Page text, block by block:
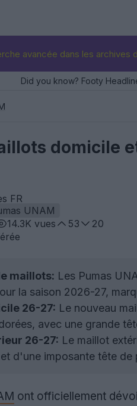
avancée dans les archives
Did you know? Footy
domicile
FR
UNAM
14.3K vues 53
20
maillots: Les Pumas
la saison 2026-27,
26-27: Le nouveau
avec une grande
26-27: Le maillot
d'une imposante tête de
ont officiellement